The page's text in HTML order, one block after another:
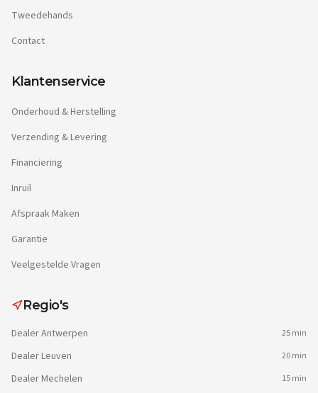
Tweedehands
Contact
Klantenservice
Onderhoud & Herstelling
Verzending & Levering
Financiering
Inruil
Afspraak Maken
Garantie
Veelgestelde Vragen
Regio's
DealerAntwerpen 25 min
DealerLeuven 20 min
DealerMechelen 15 min